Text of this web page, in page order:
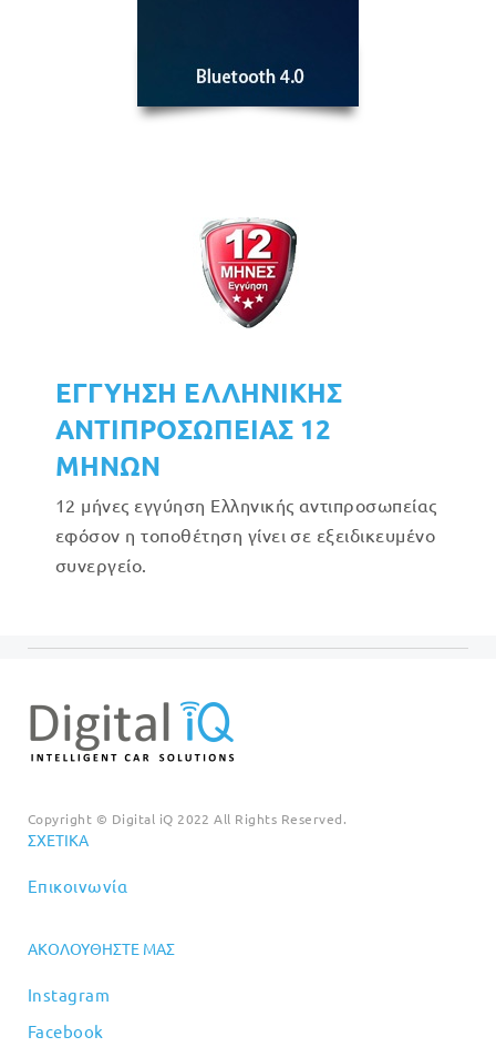
ΕΓΓΥΗΣΗ ΕΛΛΗΝΙΚΗΣ
ΑΝΤΙΠΡΟΣΩΠΕΙΑΣ 12
ΜΗΝΩΝ
12 μήνες εγγύηση Ελληνικής αντιπροσωπείας
εφόσον η τοποθέτηση γίνει σε εξειδικευμένο
συνεργείο.
Copyright © Digital iQ 2022 All Rights Reserved.
ΣΧΕΤΙΚΆ
Επικοινωνία
ΑΚΟΛΟΥΘΉΣΤΕ ΜΑΣ
Instagram
Facebook